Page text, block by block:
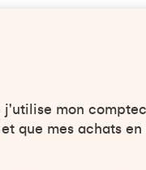
mon
que mes achats